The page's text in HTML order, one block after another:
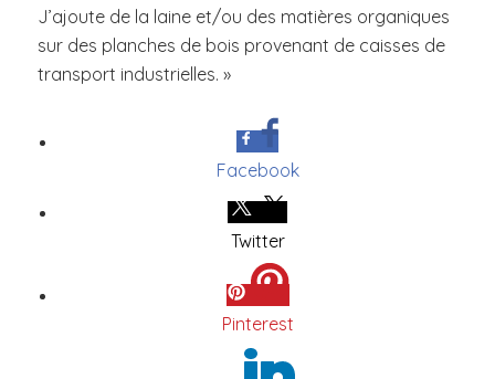
J’ajoute de la laine et/ou des matières organiques
sur des planches de bois provenant de caisses de
transport industrielles. »
Facebook
Twitter
Pinterest